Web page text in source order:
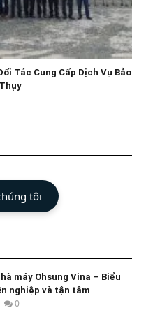
Tác Cung Cấp Dịch Vụ Bảo
tôi
máy Ohsung Vina – Biểu
nghiệp và tận tâm
0